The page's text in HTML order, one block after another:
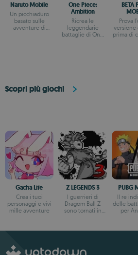
Naruto Mobile
Un picchiaduro
basato sulle
avventure di
One Piece:
Ambition
Ricrea le
leggendarie
battaglie di One
BETA
Prova
versione
prima di
Scopri più giochi
Gacha Life
Crea i tuoi
personaggi e vivi
mille avventure
Z LEGENDS 3
I guerrieri di
Dragom Ball Z
sono tornati in
PUBG
Il re
delle
per